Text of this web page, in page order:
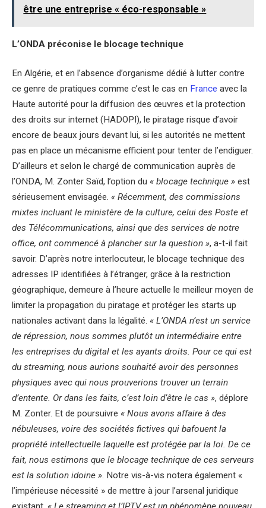
être une entreprise « éco-responsable »
L’ONDA préconise le blocage technique
En Algérie, et en l’absence d’organisme dédié à lutter contre
ce genre de pratiques comme c’est le cas en France avec la
Haute autorité pour la diffusion des œuvres et la protection
des droits sur internet (HADOPI), le piratage risque d’avoir
encore de beaux jours devant lui, si les autorités ne mettent
pas en place un mécanisme efficient pour tenter de l’endiguer.
D’ailleurs et selon le chargé de communication auprès de
l’ONDA, M. Zonter Saïd, l’option du « blocage technique » est
sérieusement envisagée. « Récemment, des commissions
mixtes incluant le ministère de la culture, celui des Poste et
des Télécommunications, ainsi que des services de notre
office, ont commencé à plancher sur la question », a-t-il fait
savoir. D’après notre interlocuteur, le blocage technique des
adresses IP identifiées à l’étranger, grâce à la restriction
géographique, demeure à l’heure actuelle le meilleur moyen de
limiter la propagation du piratage et protéger les starts up
nationales activant dans la légalité. « L’ONDA n’est un service
de répression, nous sommes plutôt un intermédiaire entre
les entreprises du digital et les ayants droits. Pour ce qui est
du streaming, nous aurions souhaité avoir des personnes
physiques avec qui nous prouverions trouver un terrain
d’entente. Or dans les faits, c’est loin d’être le cas », déplore
M. Zonter. Et de poursuivre « Nous avons affaire à des
nébuleuses, voire des sociétés fictives qui bafouent la
propriété intellectuelle laquelle est protégée par la loi. De ce
fait, nous estimons que le blocage technique de ces serveurs
est la solution idoine ». Notre vis-à-vis notera également «
l’impérieuse nécessité » de mettre à jour l’arsenal juridique